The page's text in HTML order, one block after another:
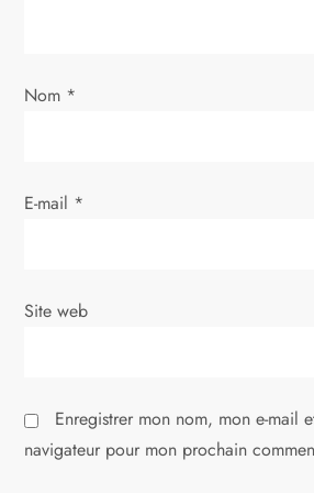
’
r
i
l
e
Nom *
E-mail *
Site web
Enregistrer mon nom, mon e-mail
navigateur pour mon prochain